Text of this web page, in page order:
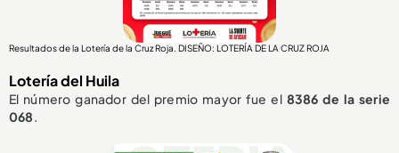
Resultados de la Lotería de la Cruz Roja. DISEÑO: LOTERÍA DE LA CRUZ ROJA
Lotería del Huila
El número ganador del premio mayor fue el 8386 de la serie
068.